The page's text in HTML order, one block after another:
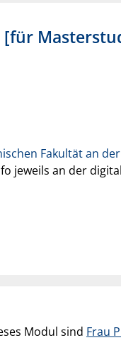
[für
Fakultät an
jeweils an der
Modul sind Frau